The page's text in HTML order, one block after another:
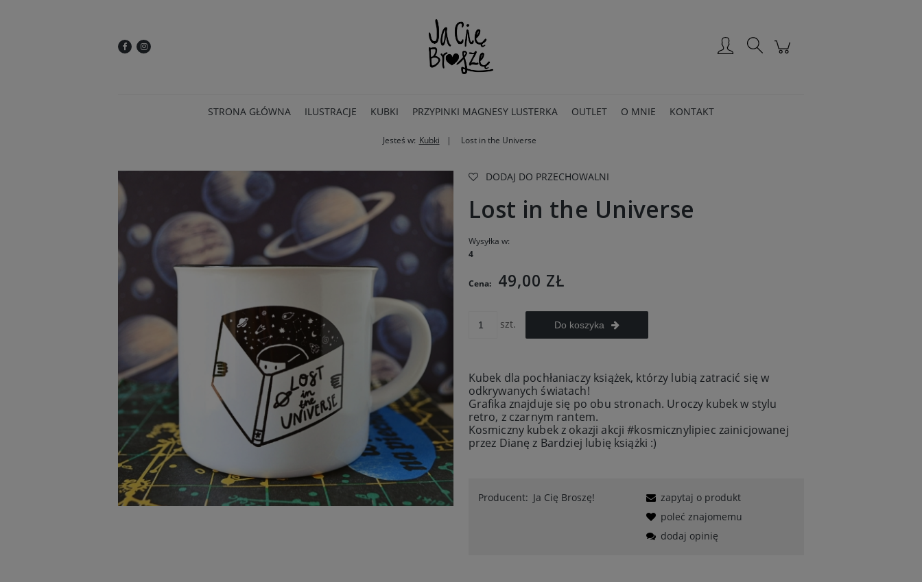
STRONA GŁÓWNA ILUSTRACJE KUBKI PRZYPINKI MAGNESY LUSTERKA OUTLET O MNIE KONTAKT
Jesteś w: Kubki Lost in the Universe
DODAJ DO PRZECHOWALNI
Lost in the Universe
Wysyłka w:
4
Cena: 49,00 ZŁ
szt. Do koszyka
Kubek dla pochłaniaczy książek, którzy lubią zatracić się w
odkrywanych światach!
Grafika znajduje się po obu stronach. Uroczy kubek w stylu
retro, z czarnym rantem.
Kosmiczny kubek z okazji akcji #kosmicznylipiec zainicjowanej
przez Dianę z Bardziej lubię książki :)
Producent: Ja Cię Broszę!
zapytaj o produkt
poleć znajomemu
dodaj opinię